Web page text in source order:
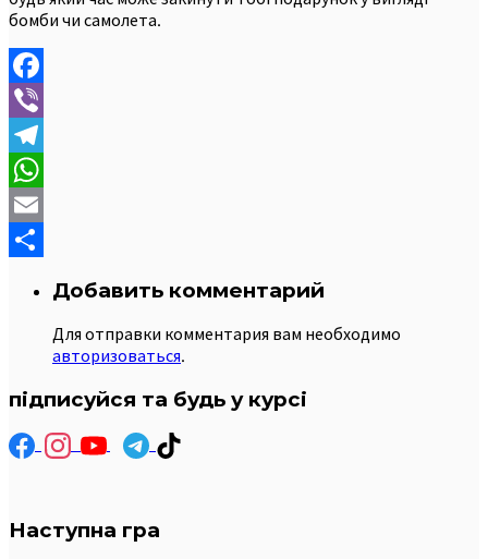
бомби чи самолета.
Facebook
Viber
Telegram
WhatsApp
Email
Добавить комментарий
Для отправки комментария вам необходимо
авторизоваться.
підписуйся та будь у курсі
Наступна гра